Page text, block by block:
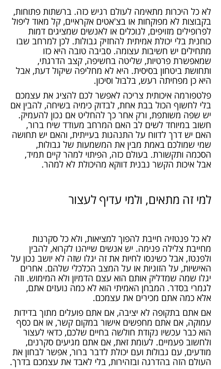
לא כל היכרות מתאימה לעולם רגיש כזה. ברשתות פתוחות,
בקבוצות לא מפוקחות או בצ'אטים אקראיים, קל מאוד ליפול
לפרופילים מזויפים, לנוכלים או לאנשים שמציגים דמות
כוחנית בלי יכולת אמיתית להחזיק גבולות. לכן למרחב שבו
מתחילים יש חשיבות עצומה. סביבה טובה היא כזו
שמאפשרת פרטיות, שליטה בחשיפה, קצב הדרגתי,
ותחושת ביטחון בסיסית. היא לא מחליפה שיקול דעת, אבל
היא כן מפחיתה רעש, בלבול וסיכון.
פלטפורמה איכותית צריכה לאפשר לכם להציג את עצמכם
בלי לחשוף הכול בבת אחת, לבדוק כימיה בשיחה, להבין אם
יש שפה משותפת, ורק אחר כך להחליט אם נכון להעמיק.
חשוב במיוחד לשים לב האם המרחב מעודד שיח ברור,
האם יש דרך לדווח על התנהגות בעייתית, והאם יש תחושה
שמי שמולכם באמת מבין את המשמעות של גבולות,
הסכמה ותקשורת. בעולם כזה, הפיתוי למהר קיים תמיד,
אבל איכות הקשר נבנית דווקא מהיכולת לא למהר.
למי זה מתאים, ולמי עדיף לעצור
לא כל פנטזיה חייבת להפוך למציאות, ולא כל סקרנות
מחייבת צלילה פנימה. יש אנשים שייהנו לקרוא, להבין
ולפנטז, אבל כשינסו לחיות את זה יגלו שזה לא יושב נכון על
האישיות, על הזוגיות או על המצב הכלכלי שלהם. אחרים
יגלו שמה שמדליק אותם הוא עצם הדמיון ולא המימוש. וזה
לגמרי בסדר. המבחן האמיתי הוא לא כמה נועזים אתם,
אלא כמה אתם מכירים את עצמכם.
אם אתם בתקופה לא יציבה, אם אתם פועלים מתוך בדידות
עמוקה, אם אתם מחפשים אישור במקום קשר, או אם כסף
הוא כבר עכשיו נקודת חולשה בחיים שלכם, כדאי לעצור
ולחשוב פעמיים. לעומת זאת, אם אתם מגיעים סקרנים,
מודעים, עם גבולות ועם יכולת לדבר ברור, אפשר לבחון את
העולם הזה בהדרגה ובזהירות, בלי לאבד את עצמכם בדרך.